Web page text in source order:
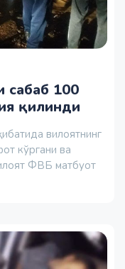
сабаб 100
қилинди
вилоятнинг
кўргани ва
ФВБ матбуот